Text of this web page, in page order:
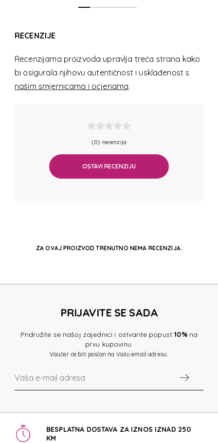
RECENZIJE
Recenzijama proizvoda upravlja treća strana kako
bi osigurala njihovu autentičnost i usklađenost s
našim smjernicama i ocjenama.
(0) recenzija
OSTAVI RECENZIJU
ZA OVAJ PROIZVOD TRENUTNO NEMA RECENZIJA.
PRIJAVITE SE SADA
Pridružite se našoj zajednici i ostvarite popust10%na
prvu kupovinu.
Vaučer će biti poslan na Vašu email adresu.
BESPLATNA DOSTAVA ZA IZNOS IZNAD 250
KM